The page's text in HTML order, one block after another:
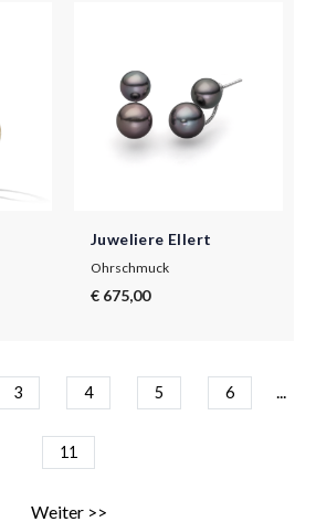
Juweliere Ellert
Ohrschmuck
€ 675,00
3 4 5 6 ...
11
Weiter >>